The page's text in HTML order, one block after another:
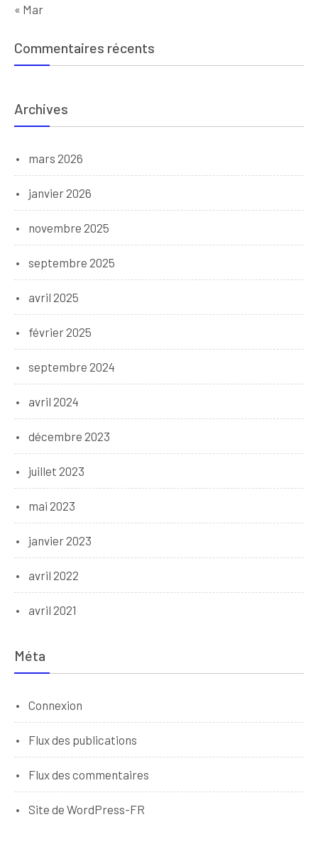
« Mar
Commentaires récents
Archives
mars 2026
janvier 2026
novembre 2025
septembre 2025
avril 2025
février 2025
septembre 2024
avril 2024
décembre 2023
juillet 2023
mai 2023
janvier 2023
avril 2022
avril 2021
Méta
Connexion
Flux des publications
Flux des commentaires
Site de WordPress-FR